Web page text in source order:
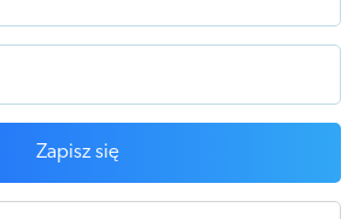
Zapisz się